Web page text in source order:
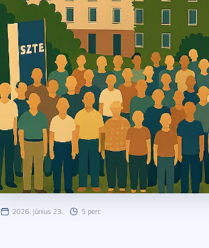
2026. június 23. 5 perc